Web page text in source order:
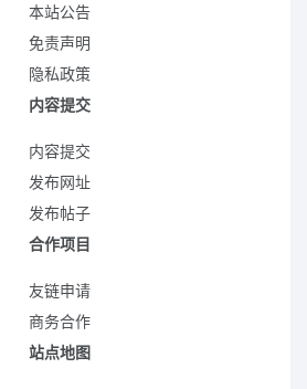
本站公告
免责声明
隐私政策
内容提交
内容提交
发布网址
发布帖子
合作项目
友链申请
商务合作
站点地图